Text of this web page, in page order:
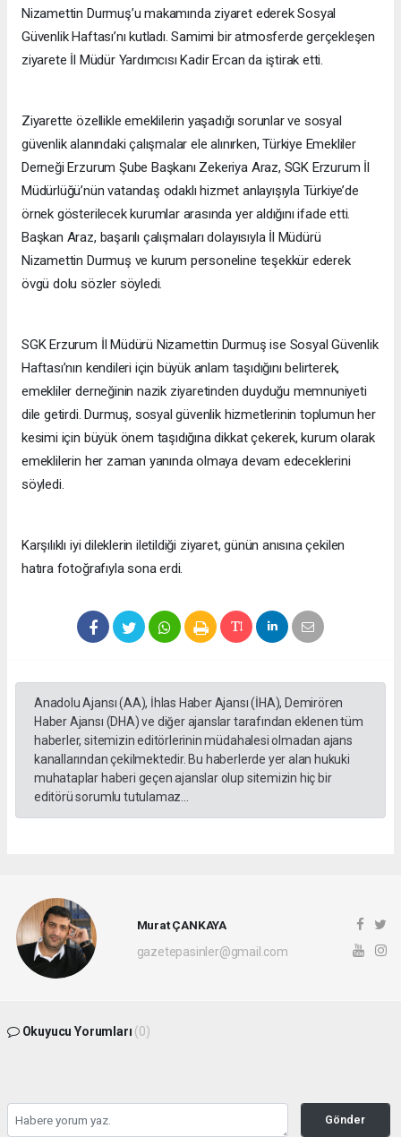
Nizamettin Durmuş’u makamında ziyaret ederek Sosyal
Güvenlik Haftası’nı kutladı. Samimi bir atmosferde gerçekleşen
ziyarete İl Müdür Yardımcısı Kadir Ercan da iştirak etti.
Ziyarette özellikle emeklilerin yaşadığı sorunlar ve sosyal
güvenlik alanındaki çalışmalar ele alınırken, Türkiye Emekliler
Derneği Erzurum Şube Başkanı Zekeriya Araz, SGK Erzurum İl
Müdürlüğü’nün vatandaş odaklı hizmet anlayışıyla Türkiye’de
örnek gösterilecek kurumlar arasında yer aldığını ifade etti.
Başkan Araz, başarılı çalışmaları dolayısıyla İl Müdürü
Nizamettin Durmuş ve kurum personeline teşekkür ederek
övgü dolu sözler söyledi.
SGK Erzurum İl Müdürü Nizamettin Durmuş ise Sosyal Güvenlik
Haftası’nın kendileri için büyük anlam taşıdığını belirterek,
emekliler derneğinin nazik ziyaretinden duyduğu memnuniyeti
dile getirdi. Durmuş, sosyal güvenlik hizmetlerinin toplumun her
kesimi için büyük önem taşıdığına dikkat çekerek, kurum olarak
emeklilerin her zaman yanında olmaya devam edeceklerini
söyledi.
Karşılıklı iyi dileklerin iletildiği ziyaret, günün anısına çekilen
hatıra fotoğrafıyla sona erdi.
Anadolu Ajansı (AA), İhlas Haber Ajansı (İHA), Demirören
Haber Ajansı (DHA) ve diğer ajanslar tarafından eklenen tüm
haberler, sitemizin editörlerinin müdahalesi olmadan ajans
kanallarından çekilmektedir. Bu haberlerde yer alan hukuki
muhataplar haberi geçen ajanslar olup sitemizin hiç bir
editörü sorumlu tutulamaz...
Murat ÇANKAYA
gazetepasinler@gmail.com
Okuyucu Yorumları (0)
Gönder